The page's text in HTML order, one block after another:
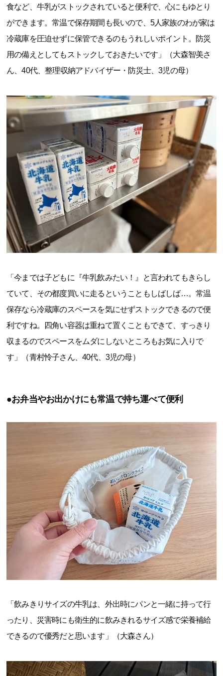
食など、牛乳がストックされていると便利で、心にもゆとり
ができます。常温で保存期間も長いので、5人家族のわが家は
冷蔵庫を圧迫せずに保管できるのもうれしいポイント。防災
用の備えとしてもストックしておきたいです」（大森智美さ
ん、40代、整理収納アドバイザー・防災士、3児の母）
「今までは子どもに『牛乳飲みたい！』と言われてもきらし
ていて、その都度買いに走るということもしばしば…。常温
保存なら冷蔵庫のスペースを気にせずストックできるので便
利ですね。四角い容器は重ねて置くこともできて、すっきり
収まるのでスペースをムダにしないところもお気に入りで
す」（青村怜子さん、40代、3児の母）
●お弁当やお出かけにも常温で持ち運べて便利
「飲みきりサイズの牛乳は、外出時にパンと一緒に持って行
ったり、災害時にも衛生的に飲みきれるサイズ感で栄養補給
できるので優秀だと思います」（大森さん）